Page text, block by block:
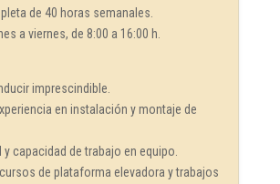
de 40 horas semanales.
a viernes, de 8:00 a 16:00 h.
imprescindible.
en instalación y montaje de
y capacidad de trabajo en equipo.
de plataforma elevadora y trabajos